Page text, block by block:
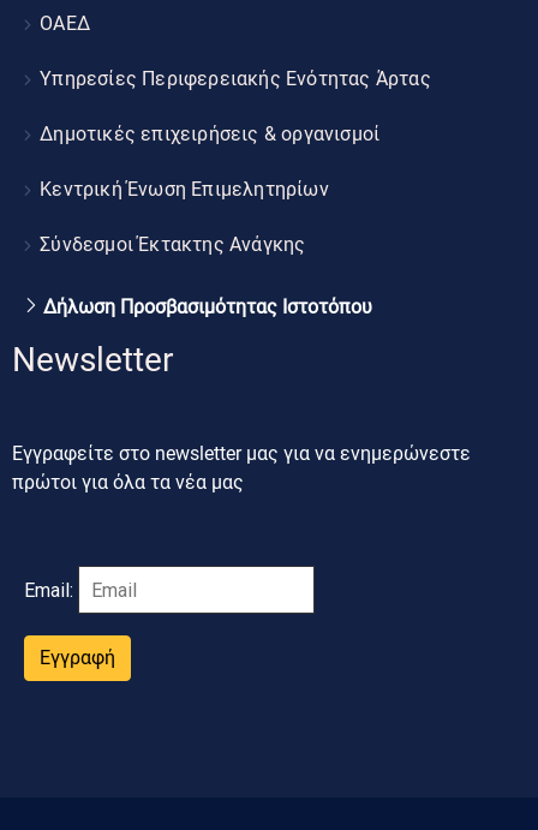
ΟΑΕΔ
Υπηρεσίες Περιφερειακής Ενότητας Άρτας
Δημοτικές επιχειρήσεις & οργανισμοί
Κεντρική Ένωση Επιμελητηρίων
Σύνδεσμοι Έκτακτης Ανάγκης
Δήλωση Προσβασιμότητας Ιστοτόπου
Newsletter
Εγγραφείτε στο newsletter μας για να ενημερώνεστε
πρώτοι για όλα τα νέα μας
Email:
Εγγραφή